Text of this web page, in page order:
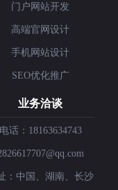
门户网站开发
高端官网设计
手机网站设计
SEO优化推广
业务洽谈
电话：18163634743
：中国、湖南、长沙